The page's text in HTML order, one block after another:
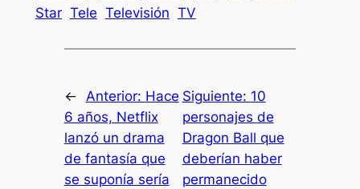
Star Tele Televisión TV
← Anterior: Hace
6 años, Netflix
lanzó un drama
de fantasía que
se suponía sería
Siguiente: 10
personajes de
Dragon Ball que
deberían haber
permanecido